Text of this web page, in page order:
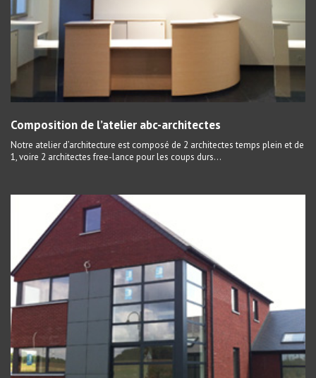
Composition de l’atelier abc-architectes
Notre atelier d’architecture est composé de 2 architectes temps plein et de
1, voire 2 architectes free-lance pour les coups durs…